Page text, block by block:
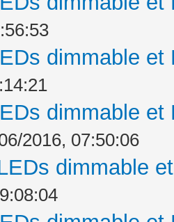
dimmable
dimmable
2016, 07:50:06
dimmable